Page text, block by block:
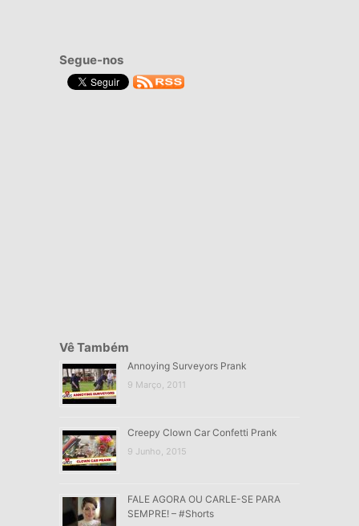
Segue-nos
Vê Também
Annoying Surveyors Prank
9 Março, 2011
Creepy Clown Car Confetti Prank
9 Junho, 2015
FALE AGORA OU CARLE-SE PARA
SEMPRE! – #Shorts